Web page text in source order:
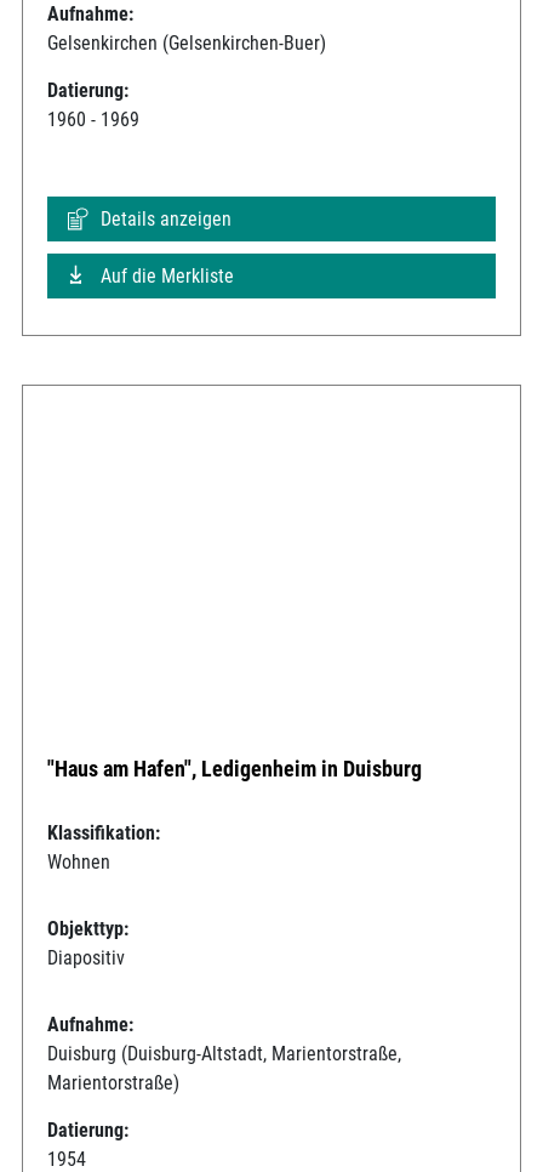
Aufnahme:
Gelsenkirchen (Gelsenkirchen-Buer)
Datierung:
1960 - 1969
Details anzeigen
Auf die Merkliste
"Haus am Hafen", Ledigenheim in Duisburg
Klassifikation:
Wohnen
Objekttyp:
Diapositiv
Aufnahme:
Duisburg (Duisburg-Altstadt, Marientorstraße,
Marientorstraße)
Datierung:
1954